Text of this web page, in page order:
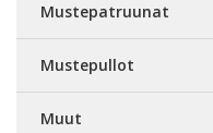
Mustepatruunat
Mustepullot
Muut